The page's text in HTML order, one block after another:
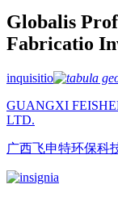
Globalis
Fabricatio
inquisitio
GUANGXI
LTD.
广西飞申特环保科